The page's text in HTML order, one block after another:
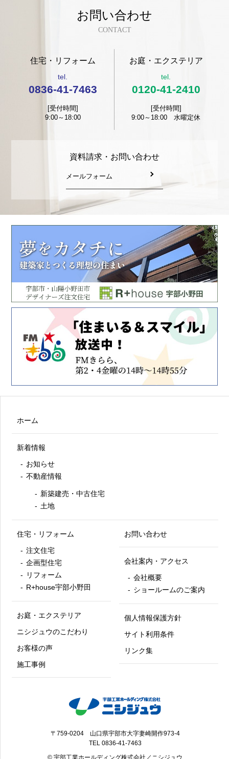
お問い合わせ
CONTACT
住宅・リフォーム
tel.
0836-41-7463
[受付時間]
9:00～18:00
お庭・エクステリア
tel.
0120-41-2410
[受付時間]
9:00～18:00 水曜定休
資料請求・お問い合わせ
メールフォーム
〒759-0204 山口県宇部市大字妻崎開作973-4
TEL 0836-41-7463
ホーム
新着情報
お知らせ
不動産情報
新築建売・中古住宅
土地
住宅・リフォーム
注文住宅
企画型住宅
リフォーム
R+house宇部小野田
お庭・エクステリア
ニシジュウのこだわり
お客様の声
施工事例
お問い合わせ
会社案内・アクセス
会社概要
ショールームのご案内
個人情報保護方針
サイト利用条件
リンク集